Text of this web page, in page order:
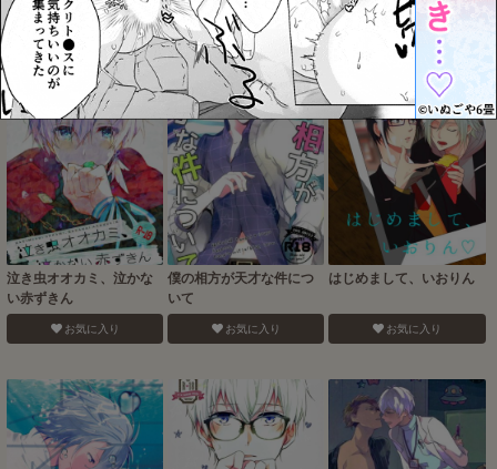
お気に入り お気に入り お気に入り
泣き虫オオカミ、泣かな
い赤ずきん
お気に入り
僕の相方が天才な件につ
いて
お気に入り
はじめまして、いおりん
お気に入り